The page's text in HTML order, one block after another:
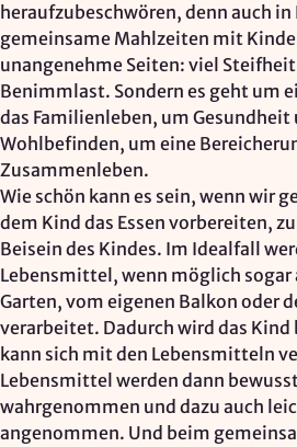
heraufzubeschwören, denn auch in
gemeinsame Mahlzeiten mit
unangenehme Seiten: viel
Benimmlast. Sondern es geht um
das Familienleben, um Gesundheit
Wohlbefinden, um eine
Zusammenleben.
Wie schön kann es sein, wenn wir
dem Kind das Essen vorbereiten,
Beisein des Kindes. Im Idealfall
Lebensmittel, wenn möglich sogar
Garten, vom eigenen Balkon oder
verarbeitet. Dadurch wird das
kann sich mit den Lebensmitteln
Lebensmittel werden dann
wahrgenommen und dazu auch
angenommen. Und beim